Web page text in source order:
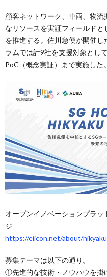
顧客ネットワーク、車両、物
なリソースを実証フィールド
を推進する。佐川急便が開催
ラムでは計9社を支援対象とし
PoC（概念実証）まで実施した。
オープンイノベーションプラ
ジ
https://eiicon.net/about/
募集テーマは以下の通り。
①先進的な技術・ノウハウを掛